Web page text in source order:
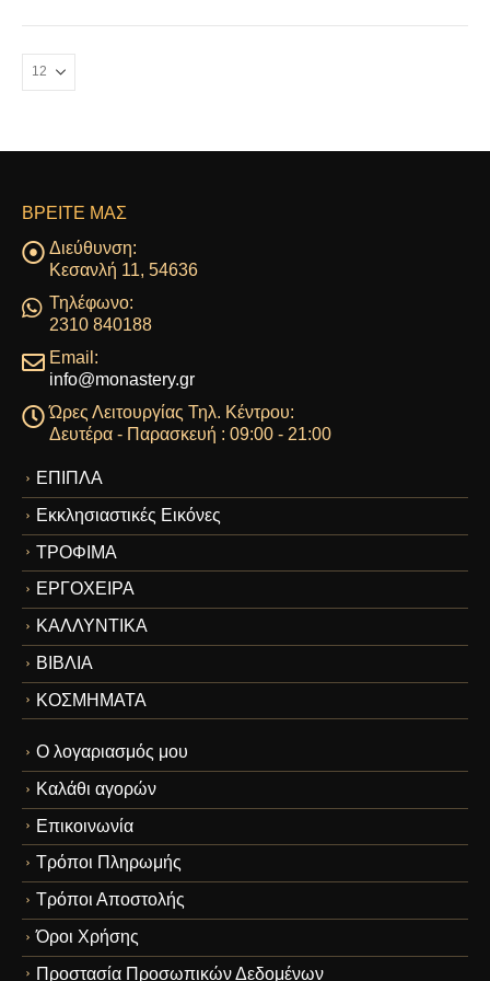
πολλαπλές
παραλλαγές.
Οι
επιλογές
σελίδα
προϊόντος
ΒΡΕΊΤΕ ΜΑΣ
Διεύθυνση:
Κεσανλή 11, 54636
Τηλέφωνο:
2310 840188
Email:
info@monastery.gr
Ώρες Λειτουργίας Τηλ. Κέντρου:
Δευτέρα - Παρασκευή : 09:00 - 21:00
ΕΠΙΠΛΑ
Εκκλησιαστικές Εικόνες
ΤΡΟΦΙΜΑ
ΕΡΓΟΧΕΙΡΑ
ΚΑΛΛΥΝΤΙΚΑ
ΒΙΒΛΙΑ
ΚΟΣΜΗΜΑΤΑ
Ο λογαριασμός μου
Καλάθι αγορών
Επικοινωνία
Τρόποι Πληρωμής
Τρόποι Αποστολής
Όροι Χρήσης
Προστασία Προσωπικών Δεδομένων